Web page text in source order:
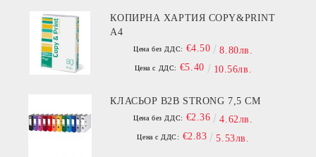
КОПИРНА ХАРТИЯ COPY&PRINT
A4
Цена без ДДС: €4.50 8.80лв.
Цена с ДДС: €5.40 10.56лв.
КЛАСЬОР B2B STRONG 7,5 СМ
Цена без ДДС: €2.36 4.62лв.
Цена с ДДС: €2.83 5.53лв.